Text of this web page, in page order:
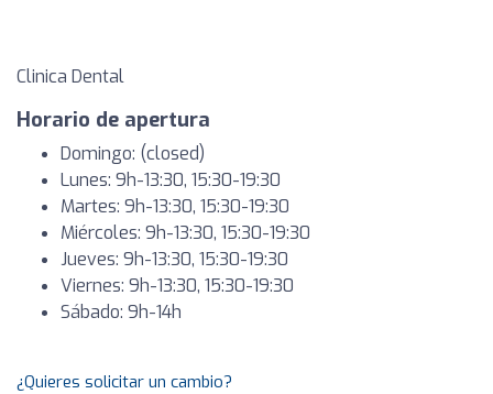
Clinica Dental
Horario de apertura
Domingo: (closed)
Lunes: 9h-13:30, 15:30-19:30
Martes: 9h-13:30, 15:30-19:30
Miércoles: 9h-13:30, 15:30-19:30
Jueves: 9h-13:30, 15:30-19:30
Viernes: 9h-13:30, 15:30-19:30
Sábado: 9h-14h
¿Quieres solicitar un cambio?